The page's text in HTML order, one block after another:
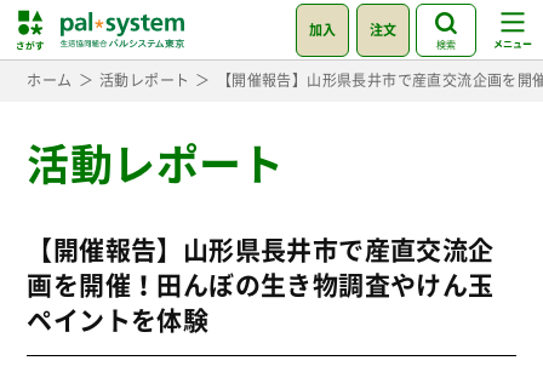
加入 注文
検索
ホーム 活動レポート 【開催報告】山形県長井市で産直交流企画を
活動レポート
【開催報告】山形県長井市で産直交流企
画を開催！田んぼの生き物調査やけん玉
ペイントを体験